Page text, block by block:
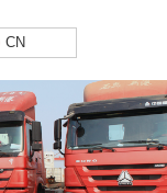
中文
CN